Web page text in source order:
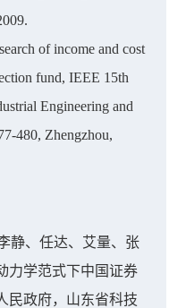
of income and cost
fund, IEEE 15th
Engineering and
480, Zhengzhou,
静、任达、艾量、张
力学范式下中国证券
民政府，山东省科技